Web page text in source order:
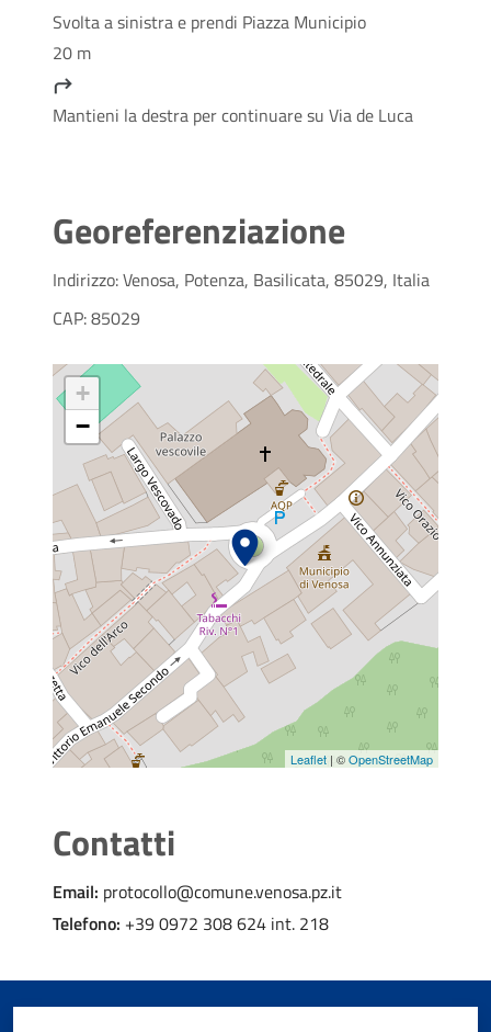
Svolta a sinistra e prendi Piazza Municipio
20 m
Mantieni la destra per continuare su Via de Luca
Georeferenziazione
Indirizzo: Venosa, Potenza, Basilicata, 85029, Italia
CAP: 85029
+
−
Leaflet | ©OpenStreetMap
Contatti
Email: protocollo@comune.venosa.pz.it
Telefono: +39 0972 308 624 int. 218